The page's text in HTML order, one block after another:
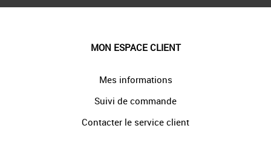
MON ESPACE CLIENT
Mes informations
Suivi de commande
Contacter le service client